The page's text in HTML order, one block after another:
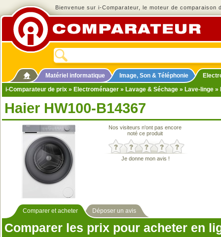
Bienvenue sur i-Comparateur, le moteur de comparaison
Matériel informatique Image, Son & Téléphonie
i-Comparateur de prix » Electroménager » Lavage & Séchage » Lave-linge »
Haier HW100-B14367
Nos visiteurs n'ont pas encore
noté ce produit
Je donne mon avis !
Comparer et acheter Déposer un avis
Comparer les prix pour acheter en